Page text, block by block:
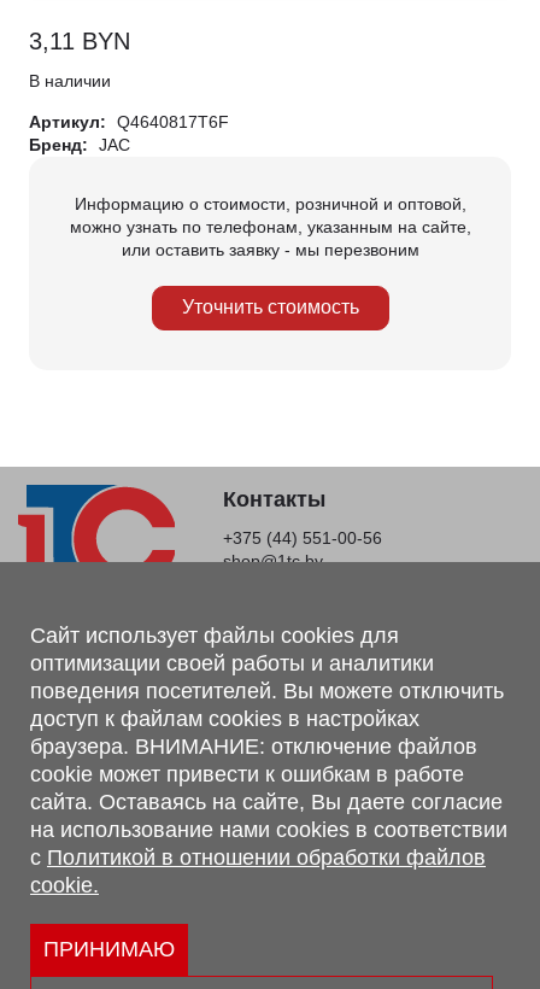
3,11 BYN
В наличии
Артикул:
Q4640817T6F
Бренд:
JAC
Информацию о стоимости, розничной и оптовой,
можно узнать по телефонам, указанным на сайте,
или оставить заявку - мы перезвоним
Уточнить стоимость
Контакты
+375 (44) 551-00-56
shop@1tc.by
Магазин, склад
г. Минск, Минский р-н, п. Привольный, ул. Мира, 20А,
223062
г. Брест, ул. Лейтенанта Рябцева, 108 В, 224701
Обращаем Ваше внимание, что вся предоставленная на сайте
информация, касающаяся комплектаций, технических
характеристик, цветовых сочетаний, а также стоимости и
сервисного обслуживания носит информационный характер и
не является публичной офертой, определяемой п.2 ст.407
Гражданского кодекса Республики Беларусь.
Политика обработки персональных данных
Политикой в отношении обработки файлов cookie.
Сайт использует файлы cookies для
оптимизации своей работы и аналитики
поведения посетителей. Вы можете отключить
доступ к файлам cookies в настройках
браузера. ВНИМАНИЕ: отключение файлов
cookie может привести к ошибкам в работе
сайта. Оставаясь на сайте, Вы даете согласие
на использование нами cookies в соответствии
с Политикой в отношении обработки файлов
cookie.
ПРИНИМАЮ